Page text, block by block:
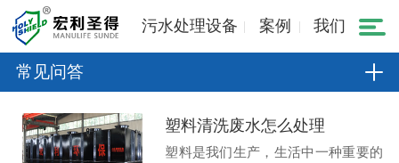
污水处理设备 案例 我们
常见问答
塑料清洗废水怎么处理
塑料是我们生产，生活中一种重要的